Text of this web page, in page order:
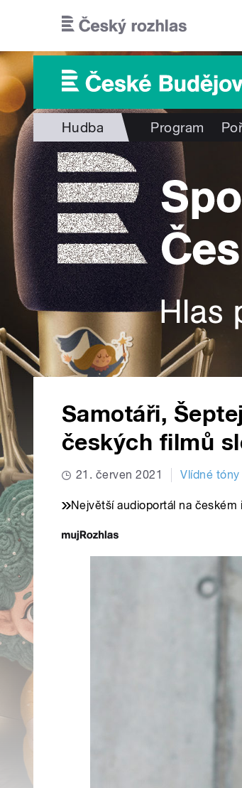
Hudba Program
Samotáři,
českých filmů
21. červen 2021 Vlídné tóny
Největší audioportál na českém